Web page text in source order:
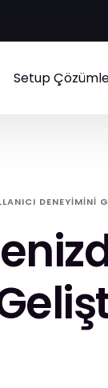
Setup
Ticimax Setup
ikas Setup
DENEYIMINI